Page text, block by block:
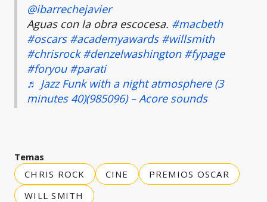
@ibarrechejavier
Aguas con la obra escocesa. #macbeth
#oscars #academyawards #willsmith
#chrisrock #denzelwashington #fypage
#foryou #parati
♬ Jazz Funk with a night atmosphere (3
minutes 40)(985096) – Acore sounds
Temas
CHRIS ROCK
CINE
PREMIOS OSCAR
WILL SMITH